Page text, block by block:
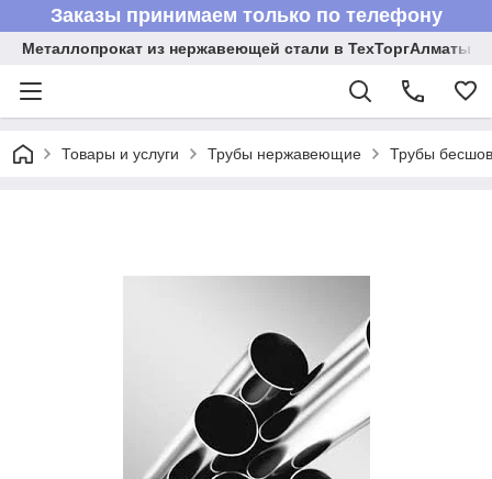
Заказы принимаем только по телефону
Металлопрокат из нержавеющей стали в ТехТоргАлматы
Товары и услуги Трубы нержавеющие Трубы